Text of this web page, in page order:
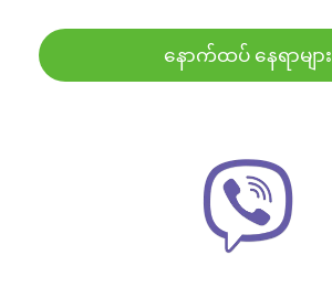
နောက်ထပ် နေရာများ